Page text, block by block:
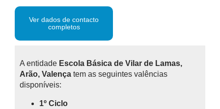
Ver dados de contacto
completos
A entidade Escola Básica de Vilar de Lamas,
Arão, Valença tem as seguintes valências
disponíveis:
1º Ciclo